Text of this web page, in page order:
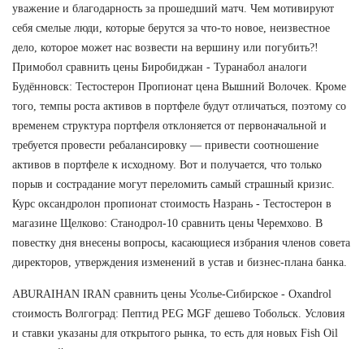
уважение и благодарность за прошедший матч. Чем мотивируют
себя смелые люди, которые берутся за что-то новое, неизвестное
дело, которое может нас возвести на вершину или погубить?!
Примобол сравнить цены Биробиджан - Туранабол аналоги
Будённовск: Тестостерон Пропионат цена Вышний Волочек. Кроме
того, темпы роста активов в портфеле будут отличаться, поэтому со
временем структура портфеля отклоняется от первоначальной и
требуется провести ребалансировку — привести соотношение
активов в портфеле к исходному. Вот и получается, что только
порыв и сострадание могут переломить самый страшный кризис.
Курс оксандролон пропионат стоимость Назрань - Тестостерон в
магазине Щелково: Станодрол-10 сравнить цены Черемхово. В
повестку дня внесены вопросы, касающиеся избрания членов совета
директоров, утверждения изменений в устав и бизнес-плана банка.
ABURAIHAN IRAN сравнить цены Усолье-Сибирское - Oxandrol
стоимость Волгоград: Пептид PEG MGF дешево Тобольск. Условия
и ставки указаны для открытого рынка, то есть для новых Fish Oil